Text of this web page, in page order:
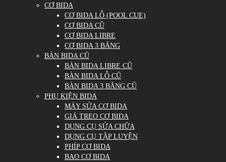
CƠ BIDA
CƠ BIDA LỖ (POOL CUE)
CƠ BIDA CŨ
CƠ BIDA LIBRE
CƠ BIDA 3 BĂNG
BÀN BIDA CŨ
BÀN BIDA LIBRE CŨ
BÀN BIDA LỖ CŨ
BÀN BIDA 3 BĂNG CŨ
PHỤ KIỆN BIDA
MÁY SỬA CƠ BIDA
GIÁ TREO CƠ BIDA
DỤNG CỤ SỬA CHỮA
DỤNG CỤ TẬP LUYỆN
PHÍP CƠ BIDA
BAO CƠ BIDA